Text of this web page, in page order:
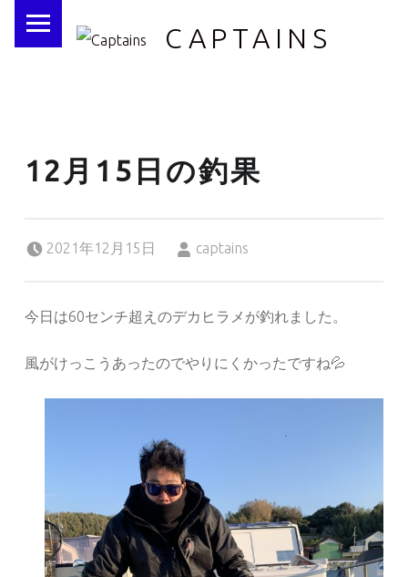
CAPTAINS
12月15日の釣果
2021年12月15日
captains
今日は60センチ超えのデカヒラメが釣れました。
風がけっこうあったのでやりにくかったですね💦